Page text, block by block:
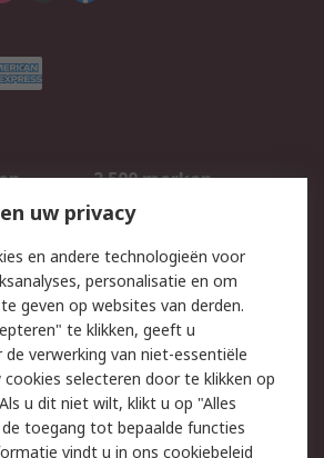
2.500 merken
Inkoopoplossingen
Email veiligheid
Websitevoorwaarden
uw privacy
en andere technologieën voor
personalisatie en om
geven op websites van derden.
te klikken, geeft u
verwerking van niet-essentiële
cookies selecteren door te klikken op
u dit niet wilt, klikt u op "Alles
toegang tot bepaalde functies
vindt u in ons cookiebeleid